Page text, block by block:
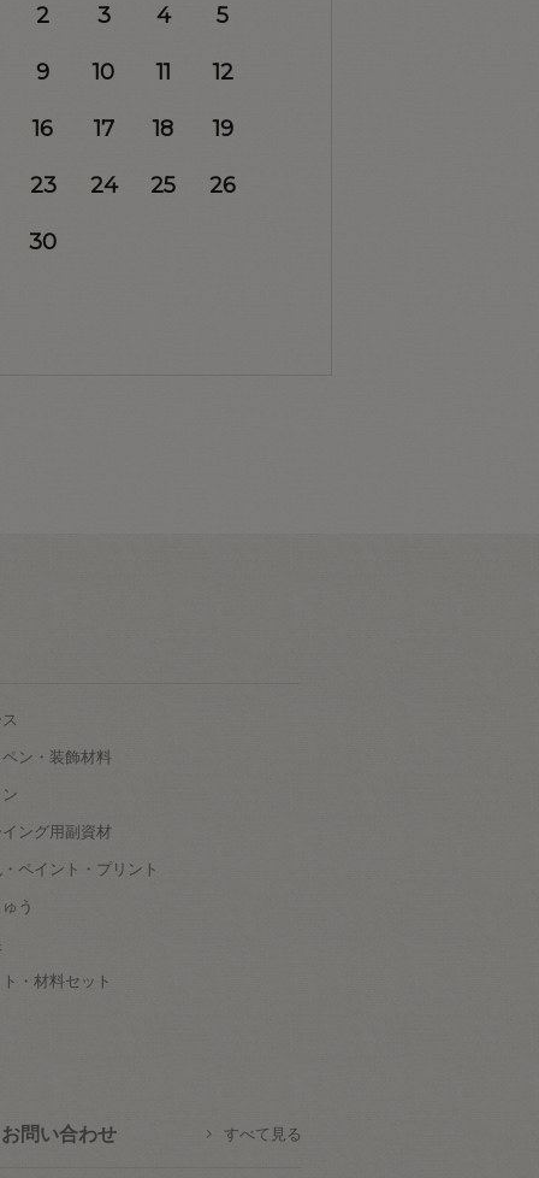
2 3 4 5
9 10 11 12
16 17 18 19
23 24 25 26
30
ン・装飾材料
ング用副資材
ペイント・プリント
う
・材料セット
お問い合わせ すべて見る